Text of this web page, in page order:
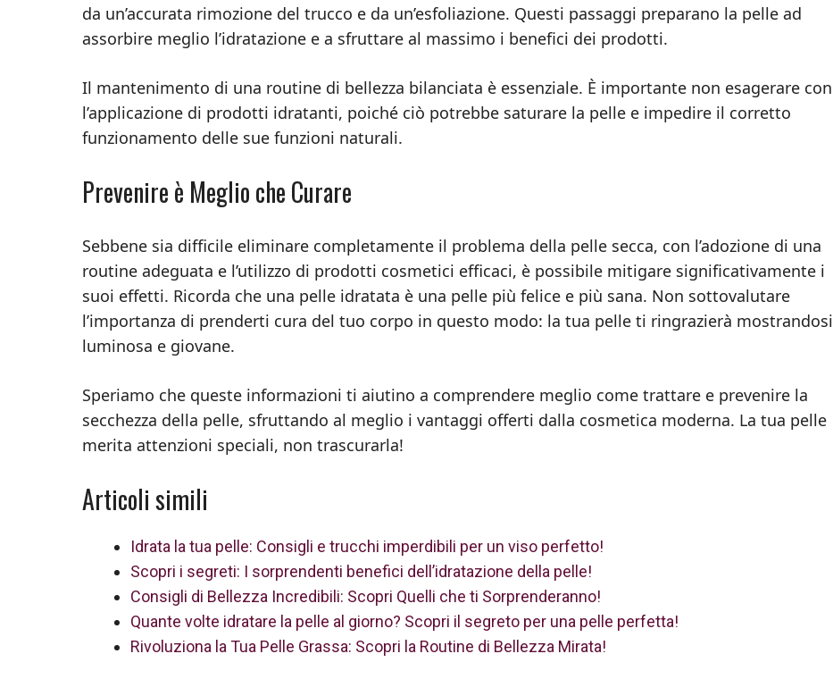
da un’accurata rimozione del trucco e da un’esfoliazione. Questi passaggi preparano la pelle ad
assorbire meglio l’idratazione e a sfruttare al massimo i benefici dei prodotti.
Il mantenimento di una routine di bellezza bilanciata è essenziale. È importante non esagerare con
l’applicazione di prodotti idratanti, poiché ciò potrebbe saturare la pelle e impedire il corretto
funzionamento delle sue funzioni naturali.
Prevenire è Meglio che Curare
Sebbene sia difficile eliminare completamente il problema della pelle secca, con l’adozione di una
routine adeguata e l’utilizzo di prodotti cosmetici efficaci, è possibile mitigare significativamente i
suoi effetti. Ricorda che una pelle idratata è una pelle più felice e più sana. Non sottovalutare
l’importanza di prenderti cura del tuo corpo in questo modo: la tua pelle ti ringrazierà mostrandosi
luminosa e giovane.
Speriamo che queste informazioni ti aiutino a comprendere meglio come trattare e prevenire la
secchezza della pelle, sfruttando al meglio i vantaggi offerti dalla cosmetica moderna. La tua pelle
merita attenzioni speciali, non trascurarla!
Articoli simili
Idrata la tua pelle: Consigli e trucchi imperdibili per un viso perfetto!
Scopri i segreti: I sorprendenti benefici dell’idratazione della pelle!
Consigli di Bellezza Incredibili: Scopri Quelli che ti Sorprenderanno!
Quante volte idratare la pelle al giorno? Scopri il segreto per una pelle perfetta!
Rivoluziona la Tua Pelle Grassa: Scopri la Routine di Bellezza Mirata!